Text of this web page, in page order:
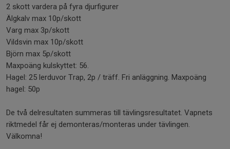
2 skott vardera på fyra djurfigurer
Älgkalv max 10p/skott
Varg max 3p/skott
Vildsvin max 10p/skott
Björn max 5p/skott
Maxpoäng kulskyttet: 56.
Hagel: 25 lerduvor Trap, 2p / träff. Fri anläggning. Maxpoäng
hagel: 50p
De två delresultaten summeras till tävlingsresultatet. Vapnets
riktmedel får ej demonteras/monteras under tävlingen.
Välkomna!